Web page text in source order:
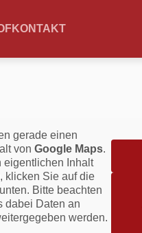
KONTAKT
gerade einen
von Google Maps.
eigentlichen Inhalt
klicken Sie auf die
Bitte beachten
dabei Daten an
werden.